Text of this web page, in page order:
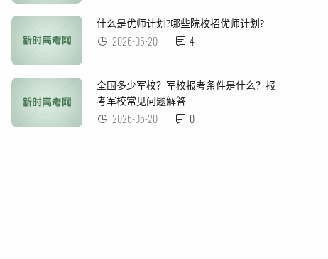
什么是优师计划?哪些院校招优师计划?
2026-05-20 4
全国多少军校？军校报考条件是什么？报
考军校常见问题解答
2026-05-20 0